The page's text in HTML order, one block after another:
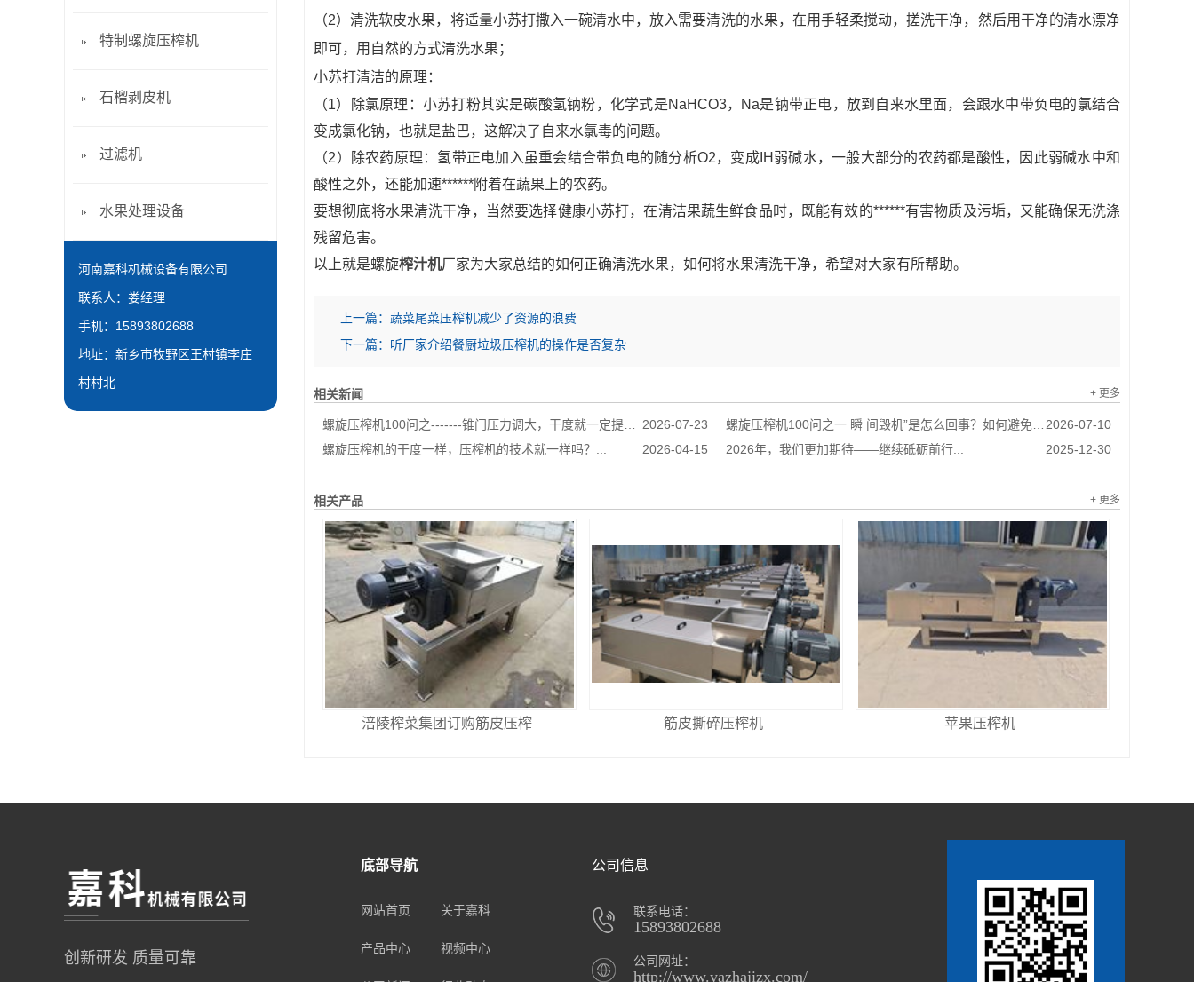
（2）清洗软皮水果，将适量小苏打撒入一碗清水中，放入需要清洗的水果，在用手轻柔搅动，搓洗干净，然后用干净的清水漂净
即可，用自然的方式清洗水果；
小苏打清洁的原理：
（1）除氯原理：小苏打粉其实是碳酸氢钠粉，化学式是NaHCO3，Na是钠带正电，放到自来水里面，会跟水中带负电的氯结合
变成氯化钠，也就是盐巴，这解决了自来水氯毒的问题。
（2）除农药原理：氢带正电加入虽重会结合带负电的随分析O2，变成IH弱碱水，一般大部分的农药都是酸性，因此弱碱水中和
酸性之外，还能加速******附着在蔬果上的农药。
要想彻底将水果清洗干净，当然要选择健康小苏打，在清洁果蔬生鲜食品时，既能有效的******有害物质及污垢，又能确保无洗涤
残留危害。
以上就是螺旋榨汁机厂家为大家总结的如何正确清洗水果，如何将水果清洗干净，希望对大家有所帮助。
上一篇： 蔬菜尾菜压榨机减少了资源的浪费
下一篇： 听厂家介绍餐厨垃圾压榨机的操作是否复杂
相关新闻 + 更多
2026-07-23
螺旋压榨机100问之-------锥门压力调大，干度就一定提升吗？... 2026-07-10
螺旋压榨机100问之一 瞬 间毁机”是怎么回事？如何避免？...
2026-04-15
螺旋压榨机的干度一样，压榨机的技术就一样吗？... 2025-12-30
2026年，我们更加期待——继续砥砺前行...
相关产品 + 更多
涪陵榨菜集团订购筋皮压榨 筋皮撕碎压榨机 苹果压榨机
特制螺旋压榨机
石榴剥皮机
过滤机
水果处理设备
河南嘉科机械设备有限公司
联系人：娄经理
手机：15893802688
地址：新乡市牧野区王村镇李庄
村村北
创新研发 质量可靠
底部导航
网站首页 关于嘉科
产品中心 视频中心
公司信息
联系电话：
15893802688
公司网址：
http://www.yazhajizx.com/